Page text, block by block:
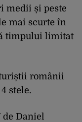
medii și peste
mai scurte în
timpului limitat
românii
stele.
Daniel